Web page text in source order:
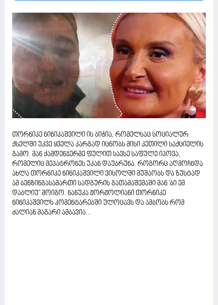
თორნიკე ნინიკაშვილი ის ბიჭია, რომელსაც სოციალურ
ქსელში უკვე ყველა კარგად იცნობს მისი კეთილი საქციელის
გამო. მან ქამდენჯერმე ფულით სავსე საფულე იპოვა,
რომელიც მეპატრონეს უკან დაუბრუნა. როგორც აღმოჩნდა
ახლა თორნიკე ნინიკაშვილი ვისოლში მუშაობს და ზუსტად
ამ ბენზინგასამართი სადგურის გათამაშემაში მან 'ბი ემ
დაბლიუ'' მოიგო. ნანუკა ჟორჟოლიანი თორნიკე
ნინიკაშვილს კომენტარებში ულოცავს და ამბობს რომ
ძალიან მაგარი ამბავია...